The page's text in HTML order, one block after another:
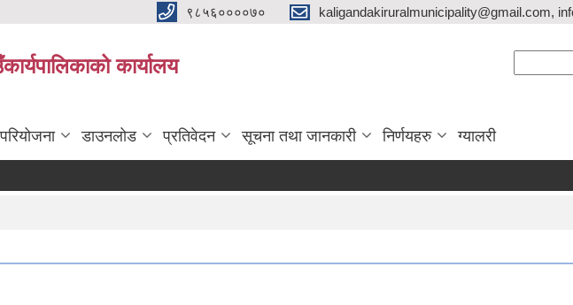
९८५६००००७० kaligandakiruralmunicipality@gmail.com,
कार्यालय
डाउनलोड प्रतिवेदन सूचना तथा जानकारी निर्णयहरु ग्यालरी